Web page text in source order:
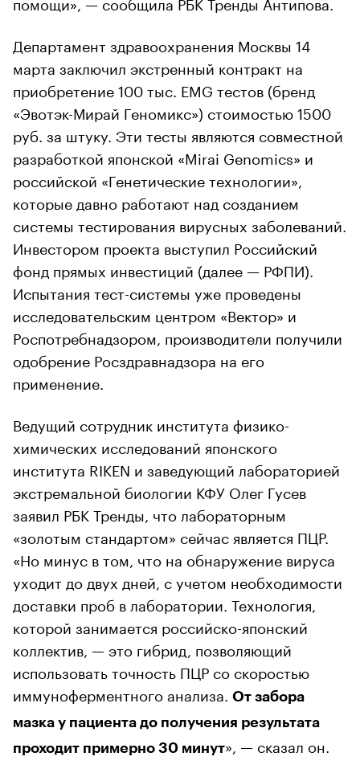
Департамент здравоохранения Москвы 14
марта заключил экстренный контракт на
приобретение 100 тыс. EMG тестов (бренд
«Эвотэк-Мирай Геномикс») стоимостью 1500
руб. за штуку. Эти тесты являются совместной
разработкой японской «Mirai Genomics» и
российской «Генетические технологии»,
которые давно работают над созданием
системы тестирования вирусных заболеваний.
Инвестором проекта выступил Российский
фонд прямых инвестиций (далее — РФПИ).
Испытания тест-системы уже проведены
исследовательским центром «Вектор» и
Роспотребнадзором, производители получили
одобрение Росздравнадзора на его
применение.
Ведущий сотрудник института физико-
химических исследований японского
института RIKEN и заведующий лабораторией
экстремальной биологии КФУ Олег Гусев
заявил РБК Тренды, что лабораторным
«золотым стандартом» сейчас является ПЦР.
«Но минус в том, что на обнаружение вируса
уходит до двух дней, с учетом необходимости
доставки проб в лаборатории. Технология,
которой занимается российско-японский
коллектив, — это гибрид, позволяющий
использовать точность ПЦР со скоростью
иммуноферментного анализа.
От забора
мазка у пациента до получения результата
проходит примерно 30 минут», — сказал он.